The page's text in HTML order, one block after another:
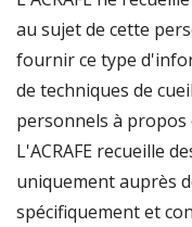
au sujet de cette
fournir ce type
de techniques de
personnels à propos
L'ACRAFE recueille
uniquement auprès
spécifiquement et